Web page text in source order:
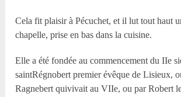
Cela fit plaisir à Pécuchet, et il lut tout haut
chapelle, prise en bas dans la cuisine.
Elle a été fondée au commencement du IIe
saintRégnobert premier évêque de Lisieux,
Ragnebert quivivait au VIIe, ou par Robert